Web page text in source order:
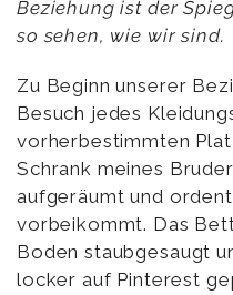
Beziehung ist der
so sehen, wie wir sind.
Zu Beginn unserer
Besuch jedes
vorherbestimmten
Schrank meines
aufgeräumt und
vorbeikommt. Das
Boden staubgesaugt
locker auf Pinterest